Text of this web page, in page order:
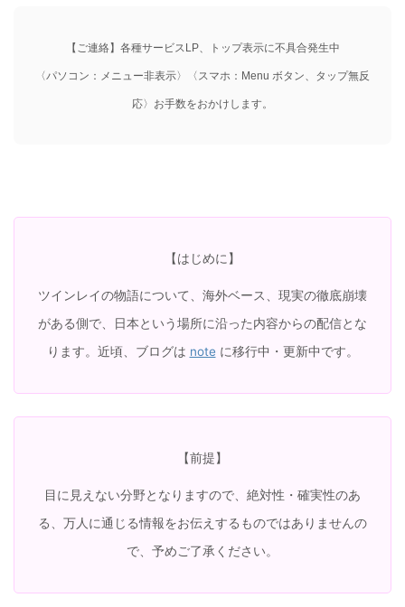
【ご連絡】 各種サービスLP、トップ表示に不具合発生中
〈パソコン：メニュー非表示〉〈スマホ：Menu ボタン、タップ無反
応〉お手数をおかけします。
【はじめに 】
ツインレイの物語について、海外ベース、現実の徹底崩壊
がある側で、日本という場所に沿った内容からの配信とな
ります。近頃、ブログは note に移行中・更新中です。
【前提】
目に見えない分野となりますので、絶対性・確実性のあ
る、万人に通じる情報をお伝えするものではありませんの
で、予めご了承ください。